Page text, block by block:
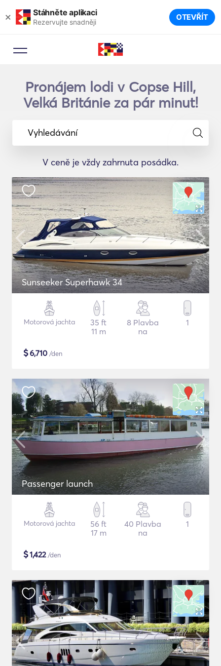
× Stáhněte aplikaci
Rezervujte snadněji OTEVŘÍT
Pronájem lodi v Copse Hill,
Velká Británie za pár minut!
Vyhledávání
V ceně je vždy zahrnuta posádka.
Sunseeker Superhawk 34
Motorová jachta
35 ft
11 m
8 Plavba
na
1
$6,710 /den
Passenger launch
Motorová jachta
56 ft
17 m
40 Plavba
na
1
$1,422/den